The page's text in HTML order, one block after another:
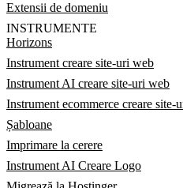
Extensii de domeniu
INSTRUMENTE
Horizons
Instrument creare site-uri web
Instrument AI creare site-uri web
Instrument ecommerce creare site-
Șabloane
Imprimare la cerere
Instrument AI Creare Logo